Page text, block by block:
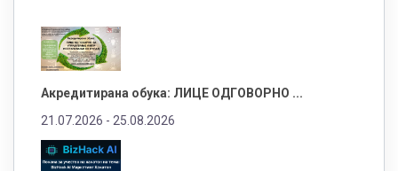
Акредитирана обука: ЛИЦЕ ОДГОВОРНО ...
21.07.2026 - 25.08.2026